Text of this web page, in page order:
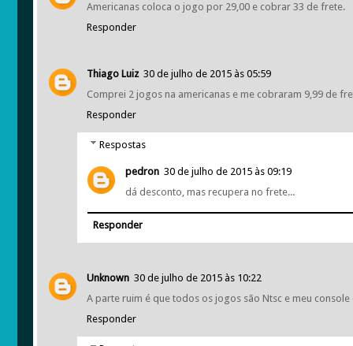
Americanas coloca o jogo por 29,00 e cobrar 33 de frete.
Responder
Thiago Luiz 30 de julho de 2015 às 05:59
Comprei 2 jogos na americanas e me cobraram 9,99 de
Responder
Respostas
pedron 30 de julho de 2015 às 09:19
dá desconto, mas recupera no frete...
Responder
Unknown 30 de julho de 2015 às 10:22
A parte ruim é que todos os jogos são Ntsc e meu console
Responder